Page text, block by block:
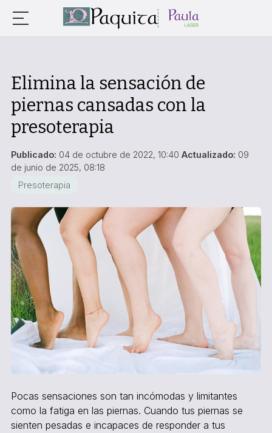
Elimina la sensación de
piernas cansadas con la
presoterapia
Publicado: 04 de octubre de 2022, 10:40 Actualizado: 09
de junio de 2025, 08:18
Presoterapia
Pocas sensaciones son tan incómodas y limitantes
como la fatiga en las piernas. Cuando tus piernas se
sienten pesadas e incapaces de responder a tus